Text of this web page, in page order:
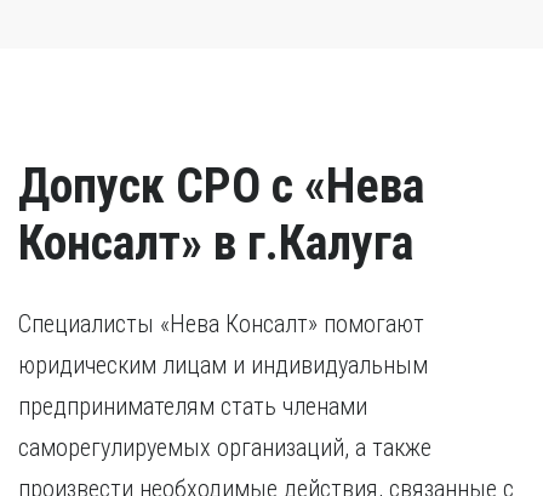
Допуск СРО с «Нева
Консалт» в г.Калуга
Специалисты «Нева Консалт» помогают
юридическим лицам и индивидуальным
предпринимателям стать членами
саморегулируемых организаций, а также
произвести необходимые действия, связанные с